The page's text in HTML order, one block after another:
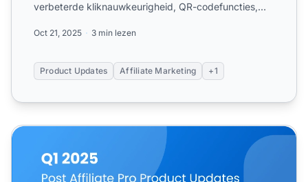
verbeterde kliknauwkeurigheid, QR-codefuncties,
Oct 21, 2025 3 min lezen
Product Updates Affiliate Marketing +1
Post Affiliate Pro Productupdates: Q1 2025